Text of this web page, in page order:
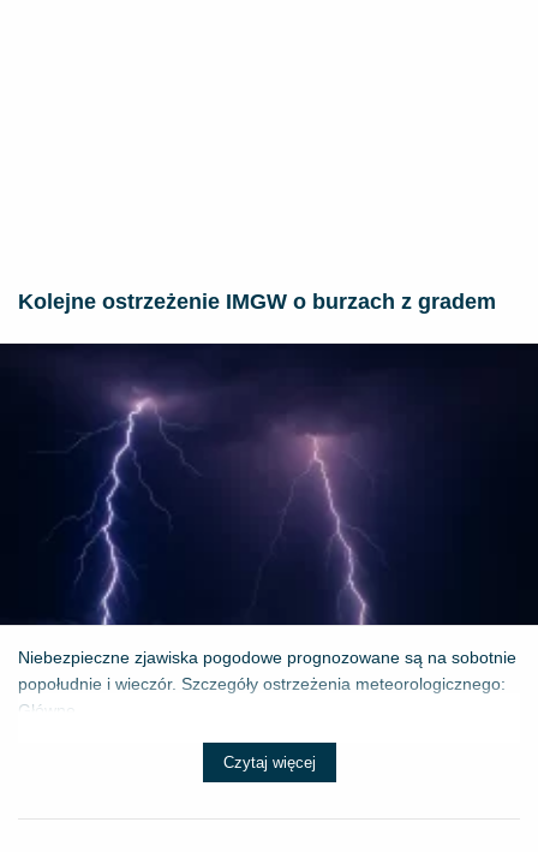
Kolejne ostrzeżenie IMGW o burzach z gradem
Niebezpieczne zjawiska pogodowe prognozowane są na sobotnie
popołudnie i wieczór. Szczegóły ostrzeżenia meteorologicznego:
Główne ...
Czytaj więcej